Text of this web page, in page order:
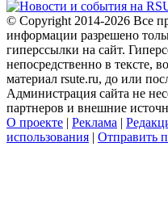
© Copyright 2014-2026 Все
информации разрешено
гиперссылки на сайт.
непосредственно в тексте,
материал rsute.ru, до или
Администрация сайта не
партнеров и внешние
О проекте | Реклама |
использования | Отправить